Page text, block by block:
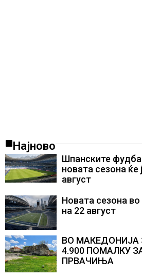
Најново
Шпанските
новата сезона ќе
август
Новата сезона во
на 22 август
ВО МАКЕДОНИЈА
4.900 ПОМАЛКУ
ПРВАЧИЊА